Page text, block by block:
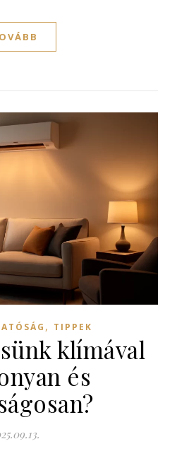
, TIPPEK
klímával
és